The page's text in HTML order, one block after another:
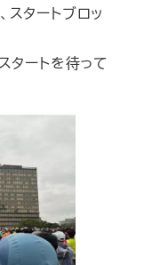
タートブロッ
タートを待って